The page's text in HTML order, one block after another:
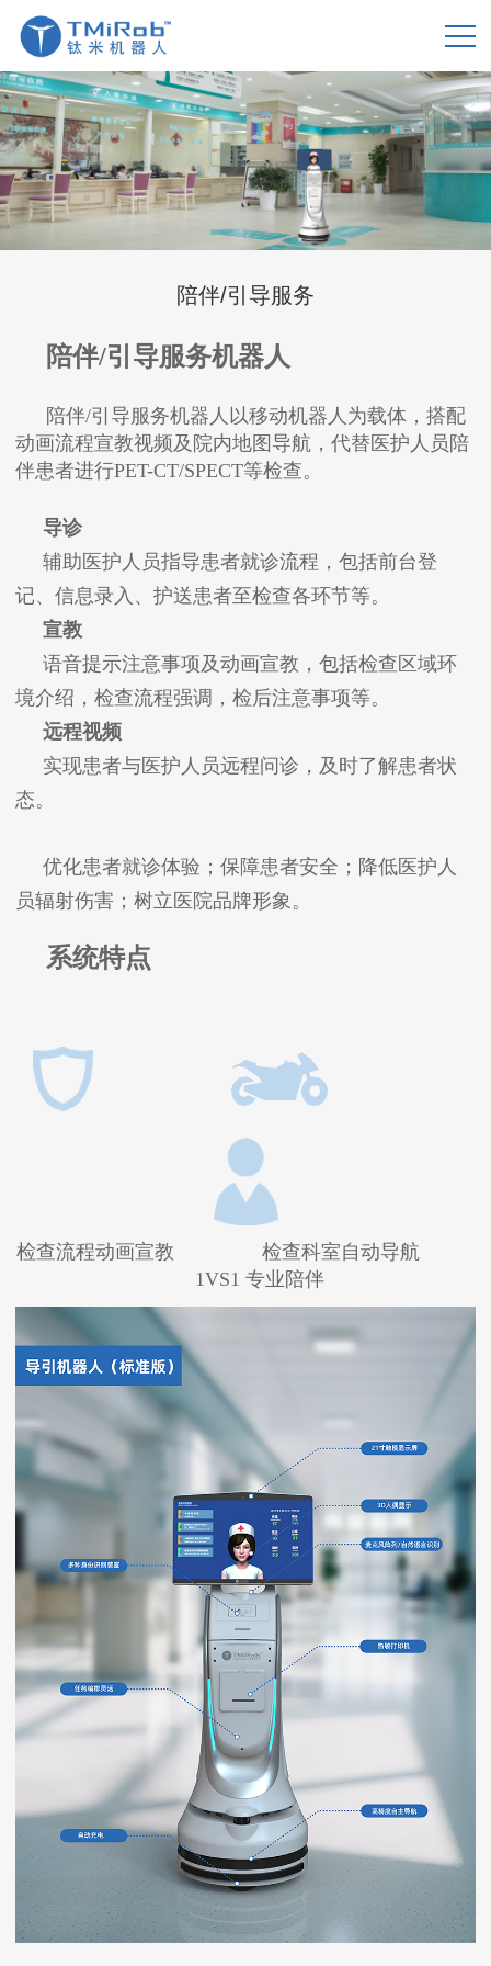
陪伴/引导服务
陪伴/引导服务机器人
陪伴/引导服务机器人以移动机器人为载体，搭配
动画流程宣教视频及院内地图导航，代替医护人员陪
伴患者进行PET-CT/SPECT等检查。
导诊
辅助医护人员指导患者就诊流程，包括前台登
记、信息录入、护送患者至检查各环节等。
宣教
语音提示注意事项及动画宣教，包括检查区域环
境介绍，检查流程强调，检后注意事项等。
远程视频
实现患者与医护人员远程问诊，及时了解患者状
态。
优化患者就诊体验；保障患者安全；降低医护人
员辐射伤害；树立医院品牌形象。
系统特点
检查流程动画宣教 检查科室自动导航
1VS1 专业陪伴